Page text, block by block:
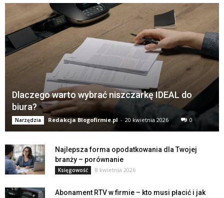
Dlaczego warto wybrać niszczarkę IDEAL do
biura?
Narzędzia Redakcja Blogofirmie.pl - 20 kwietnia 2026 0
Najlepsza forma opodatkowania dla Twojej
branży – porównanie
Księgowość 8 kwietnia 2026
Abonament RTV w firmie – kto musi płacić i jak